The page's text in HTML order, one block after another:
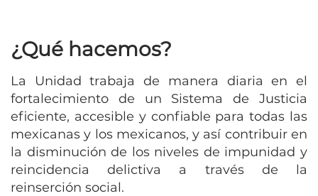
¿Qué hacemos?
La Unidad trabaja de manera diaria en el
fortalecimiento de un Sistema de Justicia
eficiente, accesible y confiable para todas las
mexicanas y los mexicanos, y así contribuir en
la disminución de los niveles de impunidad y
reincidencia delictiva a través de la
reinserción social.